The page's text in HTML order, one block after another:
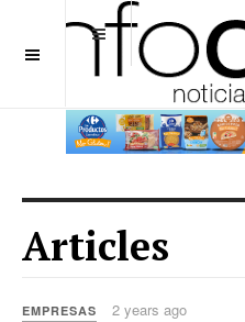
Articles
EMPRESAS 2 years ago